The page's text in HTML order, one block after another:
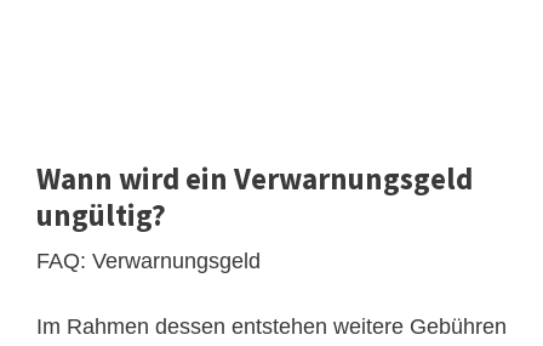
Wann wird ein Verwarnungsgeld
ungültig?
FAQ: Verwarnungsgeld
Im Rahmen dessen entstehen weitere Gebühren